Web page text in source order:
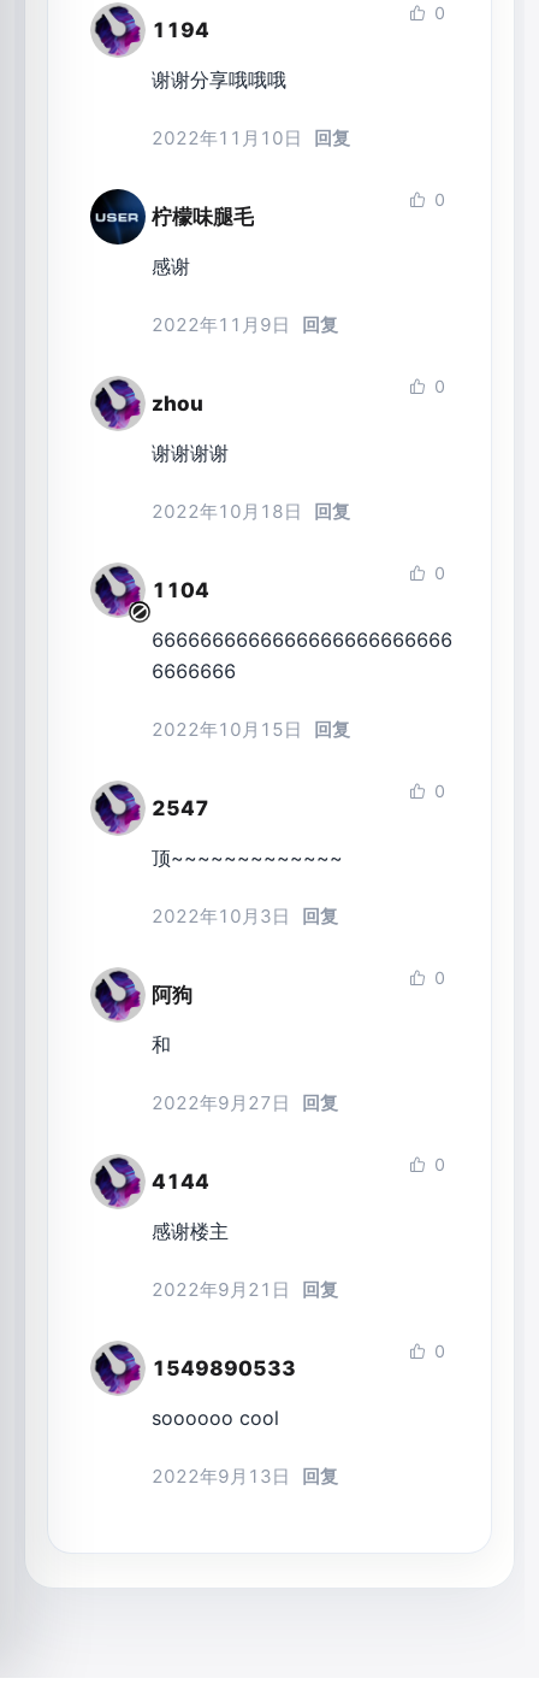
1194
0
谢谢分享哦哦哦
2022年11月10日 回复
柠檬味腿毛
0
感谢
2022年11月9日 回复
zhou
0
谢谢谢谢
2022年10月18日 回复
1104
0
6666666666666666666666666
6666666
2022年10月15日 回复
2547
0
顶~~~~~~~~~~~~~
2022年10月3日 回复
阿狗
0
和
2022年9月27日 回复
4144
0
感谢楼主
2022年9月21日 回复
1549890533
0
soooooo cool
2022年9月13日 回复